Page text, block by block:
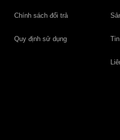
Chính sách đổi trả
Quy định sử dụng